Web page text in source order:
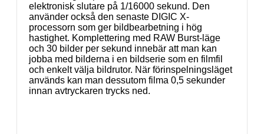
elektronisk slutare på 1/16000 sekund. Den
använder också den senaste DIGIC X-
processorn som ger bildbearbetning i hög
hastighet. Komplettering med RAW Burst-läge
och 30 bilder per sekund innebär att man kan
jobba med bilderna i en bildserie som en filmfil
och enkelt välja bildrutor. När förinspelningsläget
används kan man dessutom filma 0,5 sekunder
innan avtryckaren trycks ned.